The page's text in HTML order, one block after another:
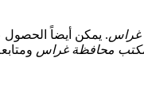
غراس. يمكن أيضاً
لمكتب محافظة غراس